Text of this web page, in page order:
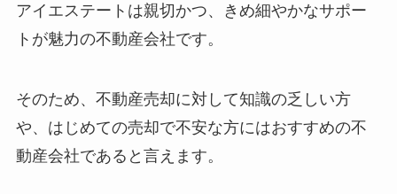
アイエステートは親切かつ、きめ細やかなサポー
トが魅力の不動産会社です。
そのため、不動産売却に対して知識の乏しい方
や、はじめての売却で不安な方にはおすすめの不
動産会社であると言えます。